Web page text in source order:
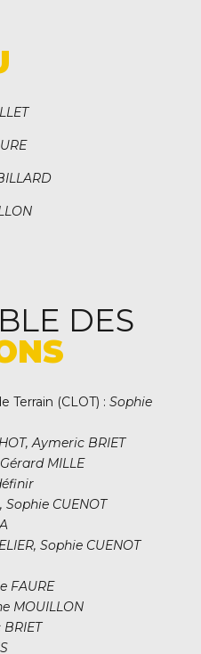
DES
Terrain (CLOT) : Sophie
Aymeric BRIET
Gérard MILLE
Sophie CUENOT
Sophie CUENOT
FAURE
MOUILLON